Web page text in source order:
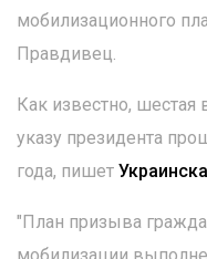
мобилизационного
Правдивец.
Как известно, шестая
указу президента
года, пишет
"План призыва